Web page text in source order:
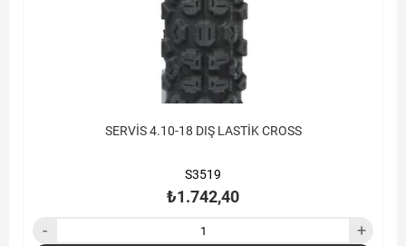
SERVİS 4.10-18 DIŞ LASTİK CROSS
S3519
₺1.742,40